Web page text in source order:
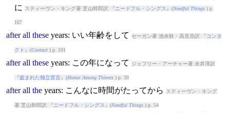
に
スティーヴン・キング著 芝山幹郎訳 『 ニードフル・シングス 』(Needful Things) p.
167
after all these years: いい年齢をして セーガン著 池央耿・高見浩訳 『コンタ
クト 』(Contact) p. 101
after all these years: この年になって ジェフリー・アーチャー著 永井淳訳
『盗まれた独立宣言』(Honor Among Thieves) p. 39
after all the years: こんなに時間がたってから スティーヴン・キング
著 芝山幹郎訳 『 ニードフル・シングス 』(Needful Things) p. 54